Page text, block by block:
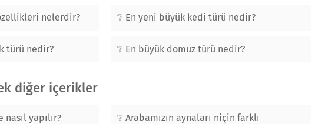
nelerdir? En yeni büyük kedi türü nedir?
türü nedir? En büyük domuz türü nedir?
diğer içerikler
yapılır?
Arabamızın aynaları niçin farklı